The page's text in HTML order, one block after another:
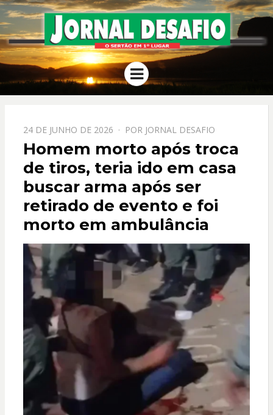
JORNAL
DESAFIO
O Sertão em 1º Lugar
Menu
PPOSTADO
EM
24 DE JUNHO DE 2026 POR JORNAL DESAFIO
Homem morto após troca
de tiros, teria ido em casa
buscar arma após ser
retirado de evento e foi
morto em ambulância